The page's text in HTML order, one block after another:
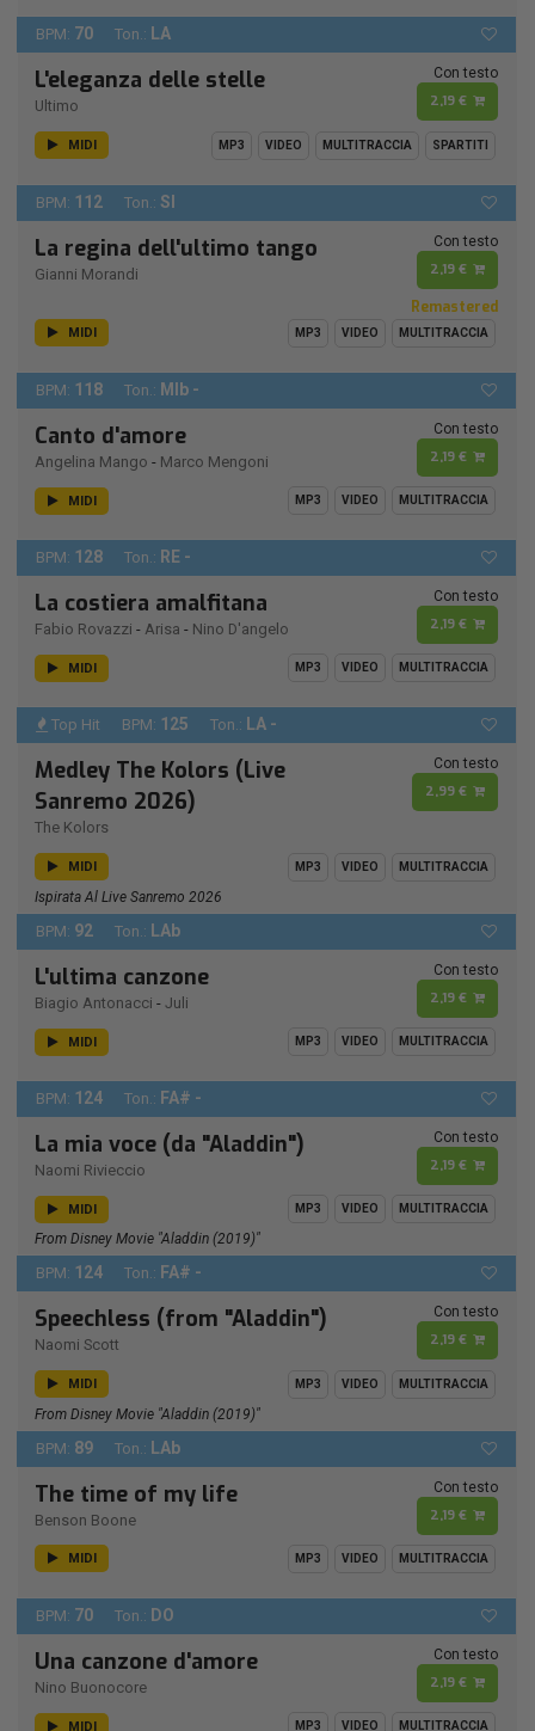
BPM: 70 Ton.: LA
L'eleganza delle stelle
Ultimo
Con testo
2,19 €
MIDI MP3 VIDEO MULTITRACCIA SPARTITI
BPM: 112 Ton.: SI
La regina dell'ultimo tango
Gianni Morandi
Con testo
2,19 €
Remastered
MIDI MP3 VIDEO MULTITRACCIA
BPM: 118 Ton.: MIb -
Canto d'amore
Angelina Mango - Marco Mengoni
Con testo
2,19 €
MIDI MP3 VIDEO MULTITRACCIA
BPM: 128 Ton.: RE -
La costiera amalfitana
Fabio Rovazzi - Arisa - Nino D'angelo
Con testo
2,19 €
MIDI MP3 VIDEO MULTITRACCIA
Top Hit BPM: 125 Ton.: LA -
Medley The Kolors (Live
Sanremo 2026)
The Kolors
Con testo
2,99 €
MIDI MP3 VIDEO MULTITRACCIA
Ispirata Al Live Sanremo 2026
BPM: 92 Ton.: LAb
L'ultima canzone
Biagio Antonacci - Juli
Con testo
2,19 €
MIDI MP3 VIDEO MULTITRACCIA
BPM: 124 Ton.: FA# -
La mia voce (da "Aladdin")
Naomi Rivieccio
Con testo
2,19 €
MIDI MP3 VIDEO MULTITRACCIA
From Disney Movie "Aladdin (2019)"
BPM: 124 Ton.: FA# -
Speechless (from "Aladdin")
Naomi Scott
Con testo
2,19 €
MIDI MP3 VIDEO MULTITRACCIA
From Disney Movie "Aladdin (2019)"
BPM: 89 Ton.: LAb
The time of my life
Benson Boone
Con testo
2,19 €
MIDI MP3 VIDEO MULTITRACCIA
BPM: 70 Ton.: DO
Una canzone d'amore
Nino Buonocore
Con testo
2,19 €
MIDI MP3 VIDEO MULTITRACCIA